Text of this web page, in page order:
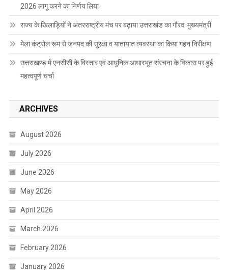
2026 लागू करने का निर्णय लिया
राज्य के खिलाड़ियों ने अंतरराष्ट्रीय मंच पर बढ़ाया उत्तराखंड का गौरव: मुख्यमंत्री
मेला कंट्रोल रूम से जनपद की सुरक्षा व यातायात व्यवस्था का किया गहन निरीक्षण
उत्तराखण्ड में एनसीसी के विस्तार एवं आधुनिक आधारभूत संरचना के विकास पर हुई
महत्वपूर्ण चर्चा
ARCHIVES
August 2026
July 2026
June 2026
May 2026
April 2026
March 2026
February 2026
January 2026